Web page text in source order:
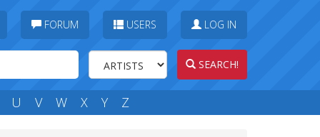
FORUM USERS LOG IN
SEARCH!
U V W X Y Z